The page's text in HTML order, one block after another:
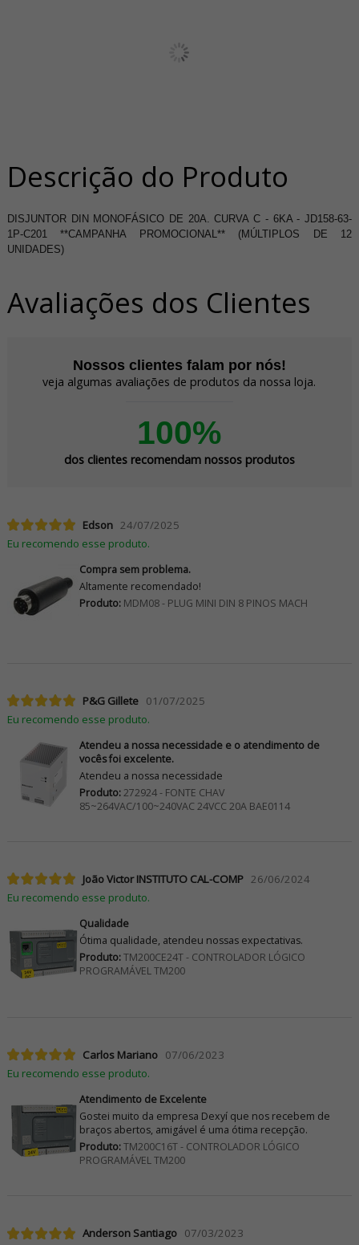
Descrição do Produto
DISJUNTOR DIN MONOFÁSICO DE 20A. CURVA C - 6KA - JD158-63-
1P-C201 **CAMPANHA PROMOCIONAL** (MÚLTIPLOS DE 12
UNIDADES)
Avaliações dos Clientes
Nossos clientes falam por nós!
veja algumas avaliações de produtos da nossa loja.
100%
dos clientes recomendam nossos produtos
Edson 24/07/2025
Eu recomendo esse produto.
Compra sem problema.
Altamente recomendado!
Produto:MDM08 - PLUG MINI DIN 8 PINOS MACH
P&G Gillete 01/07/2025
Eu recomendo esse produto.
Atendeu a nossa necessidade e o atendimento de
vocês foi excelente.
Atendeu a nossa necessidade
Produto:272924 - FONTE CHAV
85~264VAC/100~240VAC 24VCC 20A BAE0114
João Victor INSTITUTO CAL-COMP 26/06/2024
Eu recomendo esse produto.
Qualidade
Ótima qualidade, atendeu nossas expectativas.
Produto:TM200CE24T - CONTROLADOR LÓGICO
PROGRAMÁVEL TM200
Carlos Mariano 07/06/2023
Eu recomendo esse produto.
Atendimento de Excelente
Gostei muito da empresa Dexyí que nos recebem de
braços abertos, amigável é uma ótima recepção.
Produto:TM200C16T - CONTROLADOR LÓGICO
PROGRAMÁVEL TM200
Anderson Santiago 07/03/2023